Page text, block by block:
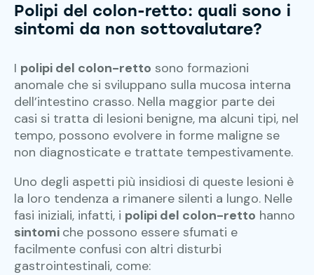
Polipi del colon-retto: quali sono i
sintomi da non sottovalutare?
I polipi del colon-retto sono formazioni
anomale che si sviluppano sulla mucosa interna
dell’intestino crasso. Nella maggior parte dei
casi si tratta di lesioni benigne, ma alcuni tipi, nel
tempo, possono evolvere in forme maligne se
non diagnosticate e trattate tempestivamente.
Uno degli aspetti più insidiosi di queste lesioni è
la loro tendenza a rimanere silenti a lungo. Nelle
fasi iniziali, infatti, i polipi del colon-retto hanno
sintomi che possono essere sfumati e
facilmente confusi con altri disturbi
gastrointestinali, come: